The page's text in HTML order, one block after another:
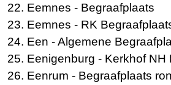
Eemnes - Begraafplaats
Eemnes - RK
Een - Algemene
Eenigenburg - Kerkhof NH
Eenrum - Begraafplaats